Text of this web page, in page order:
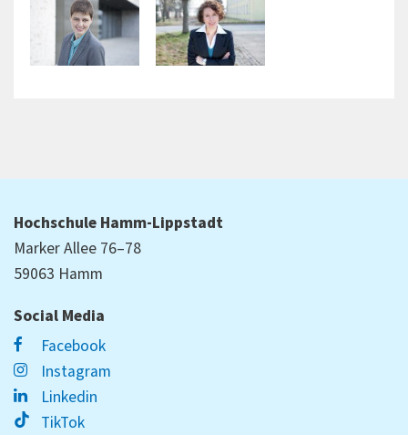
Hochschule Hamm-Lippstadt
Marker Allee 76–78
59063 Hamm
Social Media
Facebook
Instagram
Linkedin
TikTok